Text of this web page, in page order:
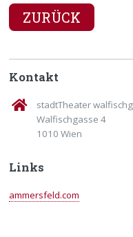
ZURÜCK
Kontakt
stadtTheater
Walfischgasse 4
1010 Wien
Links
ammersfeld.com